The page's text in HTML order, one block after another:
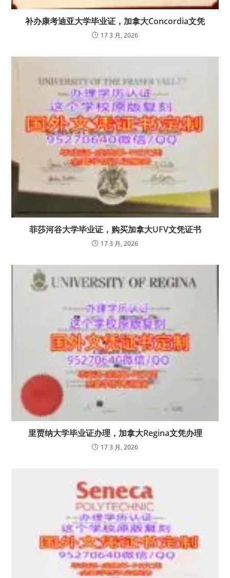
补办康考迪亚大学毕业证，加拿大Concordia文凭
17 3 月, 2026
菲莎河谷大学毕业证，购买加拿大UFV文凭证书
17 3 月, 2026
里贾纳大学毕业证办理，加拿大Regina文凭办理
17 3 月, 2026